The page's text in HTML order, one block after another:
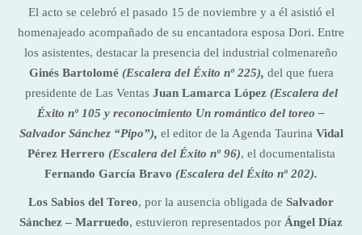
El acto se celebró el pasado 15 de noviembre y a él asistió el
homenajeado acompañado de su encantadora esposa Dori. Entre
los asistentes, destacar la presencia del industrial colmenareño
Ginés Bartolomé (Escalera del Éxito nº 225), del que fuera
presidente de Las Ventas Juan Lamarca López (Escalera del
Éxito nº 105 y reconocimiento Un romántico del toreo –
Salvador Sánchez “Pipo”), el editor de la Agenda Taurina Vidal
Pérez Herrero (Escalera del Éxito nº 96), el documentalista
Fernando García Bravo (Escalera del Éxito nº 202).
Los Sabios del Toreo, por la ausencia obligada de Salvador
Sánchez – Marruedo, estuvieron representados por Ángel Díaz